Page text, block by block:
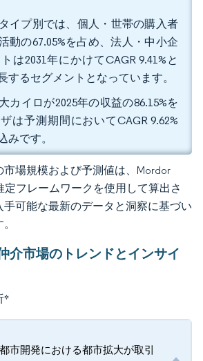
イプ別では、個人・世帯の購入者
動の67.05%を占め、法人・中小企
は2031年にかけてCAGR 9.41%と
するセグメントとなっています。
カイロが2025年の収益の86.15%を
は予測期間においてCAGR 9.62%
みです。
場規模および予測値は、Mordor
定フレームワークを使用して算出さ
手可能な最新のデータと洞察に基づい
介市場のトレンドとインサイ
*
市開発における都市拡大が取引